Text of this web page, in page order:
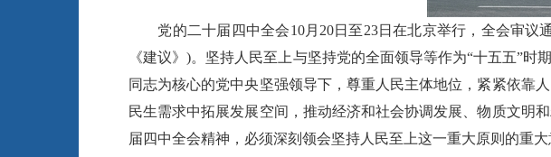
党的二十届四中全会10月20日至23日在北京举行，全会审议
《建议》)。坚持人民至上与坚持党的全面领导等作为“十五五”
同志为核心的党中央坚强领导下，尊重人民主体地位，紧紧依靠
民生需求中拓展发展空间，推动经济和社会协调发展、物质文明
届四中全会精神，必须深刻领会坚持人民至上这一重大原则的重大